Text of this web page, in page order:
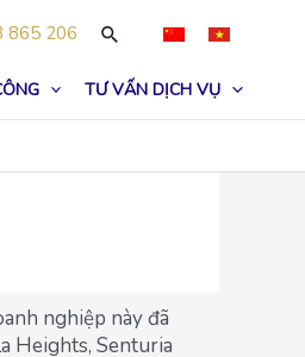
865 206
TƯ VẤN DỊCH VỤ
nghiệp này đã
Heights, Senturia